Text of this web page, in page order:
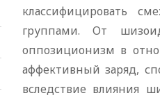
классифицировать
группами. От
оппозиционизм в
аффективный заряд,
вследствие влияния